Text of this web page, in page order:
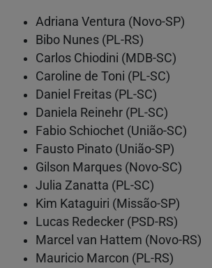
Adriana Ventura (Novo-SP)
Bibo Nunes (PL-RS)
Carlos Chiodini (MDB-SC)
Caroline de Toni (PL-SC)
Daniel Freitas (PL-SC)
Daniela Reinehr (PL-SC)
Fabio Schiochet (União-SC)
Fausto Pinato (União-SP)
Gilson Marques (Novo-SC)
Julia Zanatta (PL-SC)
Kim Kataguiri (Missão-SP)
Lucas Redecker (PSD-RS)
Marcel van Hattem (Novo-RS)
Mauricio Marcon (PL-RS)